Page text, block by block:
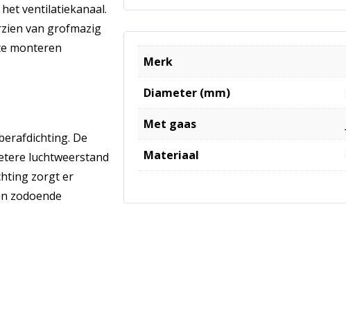
ventilatiekanaal.
van grofmazig
monteren
De
luchtweerstand
zorgt er
zodoende
Merk
Diameter (mm)
Met gaas
Materiaal